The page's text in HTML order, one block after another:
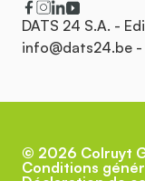
DATS 24 S.A. -
info@dats24.be -
© 2026 Colruyt
Conditions